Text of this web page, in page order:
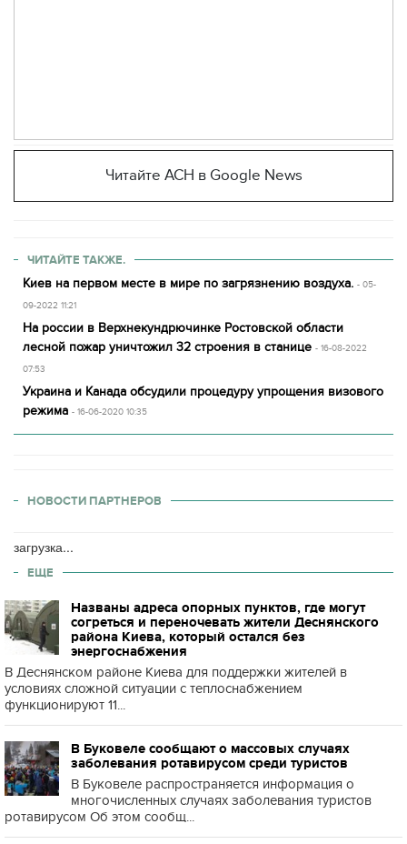
Читайте АСН в Google News
ЧИТАЙТЕ ТАКЖЕ.
Киев на первом месте в мире по загрязнению воздуха. - 05-
09-2022 11:21
На россии в Верхнекундрючинке Ростовской области
лесной пожар уничтожил 32 строения в станице - 16-08-2022
07:53
Украина и Канада обсудили процедуру упрощения визового
режима - 16-06-2020 10:35
НОВОСТИ ПАРТНЕРОВ
загрузка...
ЕЩЕ
Названы адреса опорных пунктов, где могут
согреться и переночевать жители Деснянского
района Киева, который остался без
энергоснабжения
В Деснянском районе Киева для поддержки жителей в
условиях сложной ситуации с теплоснабжением
функционируют 11...
В Буковеле сообщают о массовых случаях
заболевания ротавирусом среди туристов
В Буковеле распространяется информация о
многочисленных случаях заболевания туристов
ротавирусом Об этом сообщ...